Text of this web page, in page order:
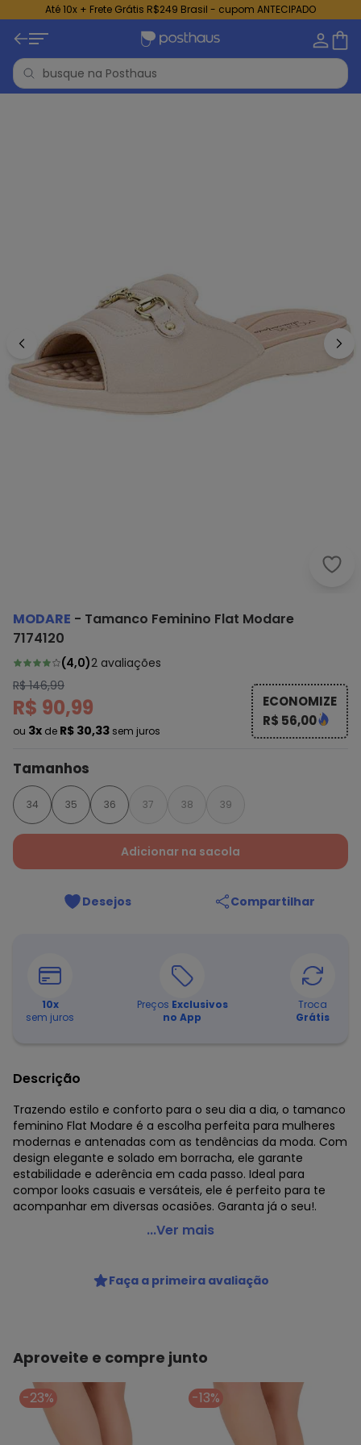
Até 10x + Frete Grátis R$249 Brasil - cupom ANTECIPADO
MODARE - Tamanco Feminino Flat Modare
7174120
(4,0)2 avaliações
R$ 146,99
R$ 90,99
ou 3x de R$ 30,33 sem juros
ECONOMIZE
R$ 56,00
Tamanhos
34 35 36 37 38 39
Adicionar na sacola
Desejos Compartilhar
10x
sem juros
Preços Exclusivos
no App
Troca
Grátis
Descrição
Trazendo estilo e conforto para o seu dia a dia, o tamanco
feminino Flat Modare é a escolha perfeita para mulheres
modernas e antenadas com as tendências da moda. Com
design elegante e solado em borracha, ele garante
estabilidade e aderência em cada passo. Ideal para
compor looks casuais e versáteis, ele é perfeito para te
acompanhar em diversas ocasiões. Garanta já o seu!.
Modare - Tamanco Feminino Flat Modare 7174120 -
Código do produto: 24150083
REFERENCIA : 7174120
MATERIAL DA SOLA : Borracha
ACABAMENTO : Colado/Costurado
GÊNERO : Female
GRUPO DE IDADE : Adult
TIPO DE SALTO : Flat
MATERIAL DO SAPATO : Napa Suprema
...Ver mais
Faça a primeira avaliação
Aproveite e compre junto
-23% -13%